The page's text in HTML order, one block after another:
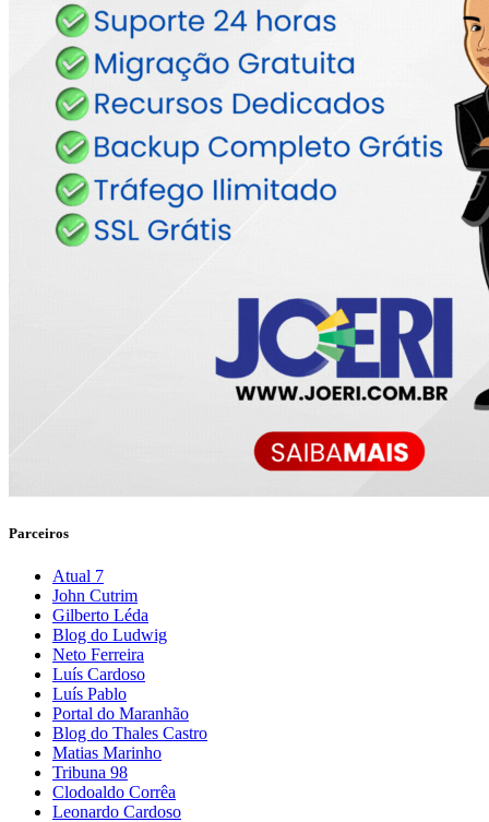
Parceiros
Atual 7
John Cutrim
Gilberto Léda
Blog do Ludwig
Neto Ferreira
Luís Cardoso
Luís Pablo
Portal do Maranhão
Blog do Thales Castro
Matias Marinho
Tribuna 98
Clodoaldo Corrêa
Leonardo Cardoso